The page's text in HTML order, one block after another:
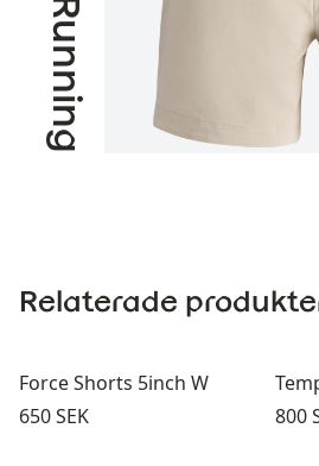
Relaterade
Force Shorts 5inch W
Pris:
650 SEK
Pris:
800